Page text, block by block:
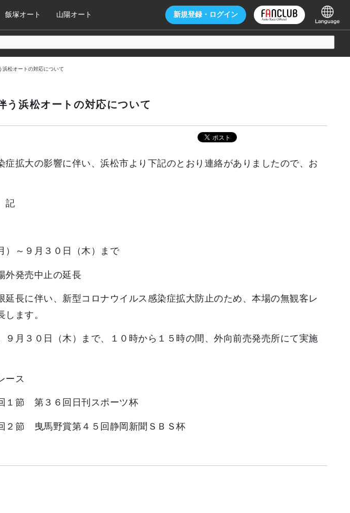
新規登録・ ログイン
飯塚オート 山陽オート
浜松オートの対応について
う浜松オートの対応について
症拡大の影響に伴い、浜松市より下記のとおり連絡がありましたので、お
）～９月３０日（木）まで
外発売中止の延長
延長に伴い、新型コロナウイルス感染症拡大防止のため、本場の無観客レ
ます。
９月３０日（木）まで、１０時から１５時の間、外向前売発売所にて実施
ース
節 第３６回日刊スポーツ杯
節 曳馬野賞第４５回静岡新聞ＳＢＳ杯